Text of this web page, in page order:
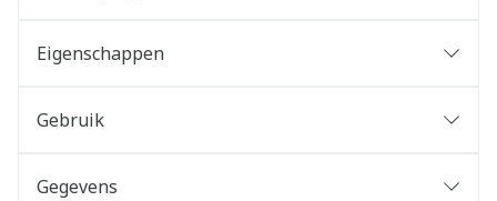
Eigenschappen
Gebruik
Gegevens